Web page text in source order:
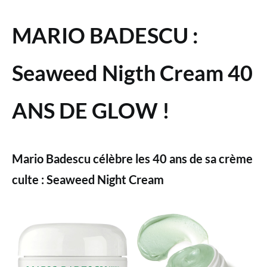
MARIO BADESCU :
Seaweed Nigth Cream 40
ANS DE GLOW !
Mario Badescu célèbre les 40 ans de sa crème
culte : Seaweed Night Cream